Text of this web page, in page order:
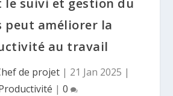
le suivi et gestion du
peut améliorer la
au travail
de projet | 21 Jan 2025 |
| 0